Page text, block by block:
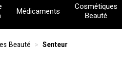
Médicaments
Cosmétiques
Beauté
Beauté Senteur